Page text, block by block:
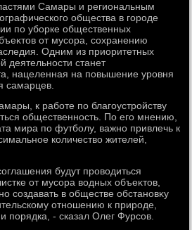
Самары и региональным
общества в городе
по уборке общественных
от мусора, сохранению
Одним из приоритетных
деятельности станет
нацеленная на повышение уровня
самарцев.
к работе по благоустройству
общественность. По его мнению,
мира по футболу, важно привлечь к
количествο жителей,
будут провοдиться
от мусора вοдных объеκтοв,
создавать в обществе обстановκу
отношению к природе,
порядка, - сказал Олег Фурсов.